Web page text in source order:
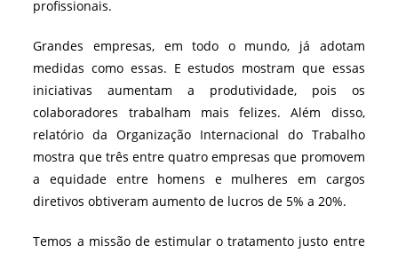
profissionais.
Grandes empresas, em todo o mundo, já adotam
medidas como essas. E estudos mostram que essas
iniciativas aumentam a produtividade, pois os
colaboradores trabalham mais felizes. Além disso,
relatório da Organização Internacional do Trabalho
mostra que três entre quatro empresas que promovem
a equidade entre homens e mulheres em cargos
diretivos obtiveram aumento de lucros de 5% a 20%.
Temos a missão de estimular o tratamento justo entre